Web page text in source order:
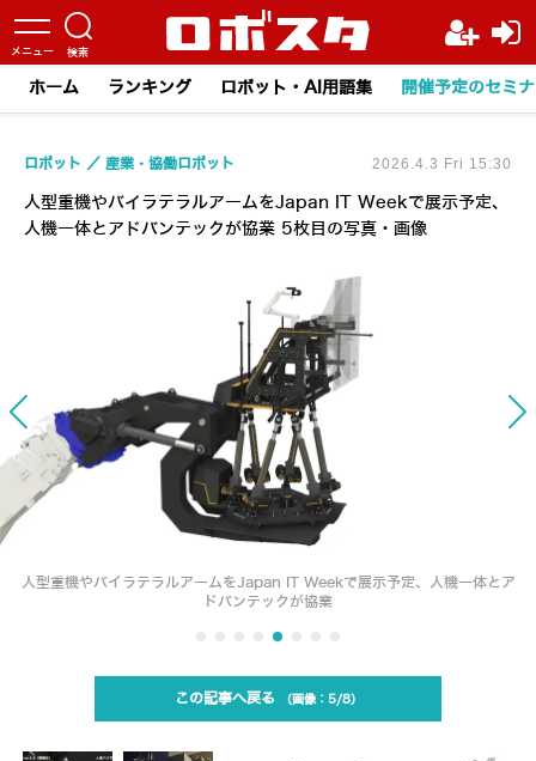
ホーム ランキング ロボット・AI用語集 開催予定のセミ
人型重機やバイラテラルアームをJapan IT Weekで展示予定、
人機一体とアドバンテックが協業 5枚目の写真・画像
ロボット 産業・協働ロボット 2026.4.3 Fri 15:30
人型重機やバイラテラルアームをJapan IT Weekで展示予定、人機一体とア
ドバンテックが協業
この記事へ戻る 5/8